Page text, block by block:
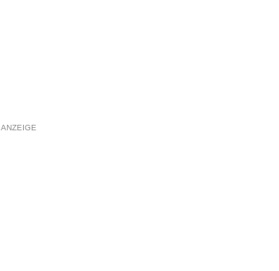
ANZEIGE